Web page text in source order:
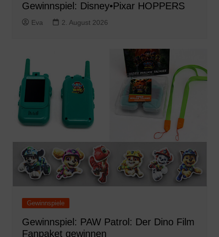
Gewinnspiel: Disney•Pixar HOPPERS
Eva 2. August 2026
Gewinnspiele
Gewinnspiel: PAW Patrol: Der Dino Film
Fanpaket gewinnen